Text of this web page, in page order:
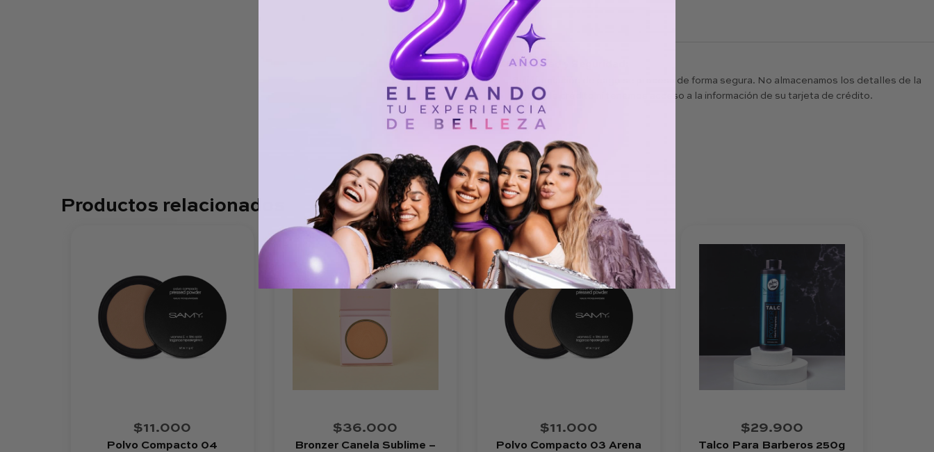
Privacidad y Seguridad:
Su información de pago se procesa de forma segura. No almacenamos los detalles de la
tarjeta de crédito ni tenemos acceso a la información de su tarjeta de crédito.
Productos relacionados
$11.000
Polvo Compacto 04
$36.000
Bronzer Canela Sublime –
$11.000
Polvo Compacto 03 Arena
$29.900
Talco Para Barberos 250g